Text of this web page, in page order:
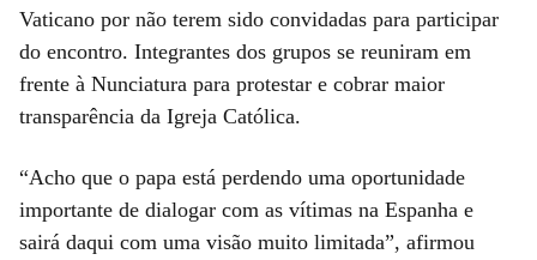
Vaticano por não terem sido convidadas para participar
do encontro. Integrantes dos grupos se reuniram em
frente à Nunciatura para protestar e cobrar maior
transparência da Igreja Católica.
“Acho que o papa está perdendo uma oportunidade
importante de dialogar com as vítimas na Espanha e
sairá daqui com uma visão muito limitada”, afirmou